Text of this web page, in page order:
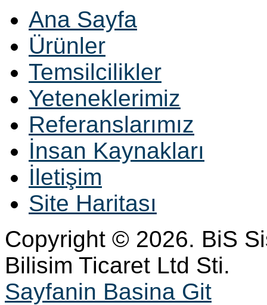
Ana Sayfa
Ürünler
Temsilcilikler
Yeteneklerimiz
Referanslarımız
İnsan Kaynakları
İletişim
Site Haritası
Copyright © 2026. BiS
Bilisim Ticaret Ltd Sti.
Sayfanin Basina Git